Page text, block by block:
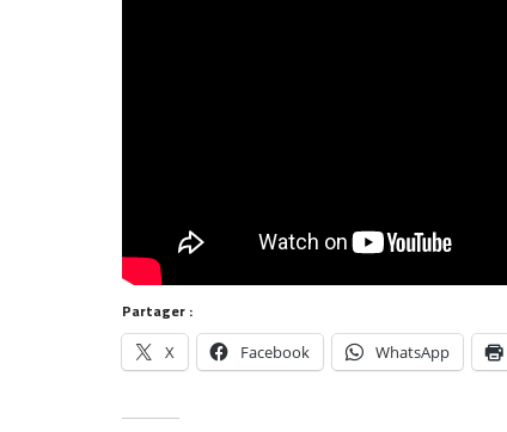
Partager :
X Facebook WhatsApp